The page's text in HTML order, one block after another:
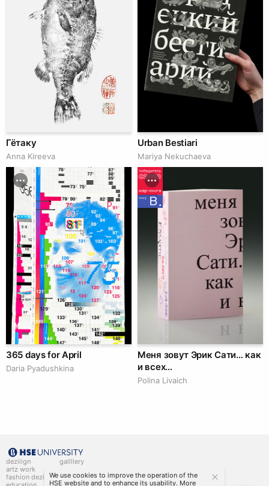
Гётаку
Anna Kireeva
Urban Bestiari
Mariya Nekuchaeva
365 days for April
Daria Pyadushkina
Меня зовут Эрик Сати… как
и всех…
Polina Livaich
deziiign
artz work
fashion deziiign
gallllery
kiiids.art
We use cookies to improve the operation of the
HSE website and to enhance its usability. More